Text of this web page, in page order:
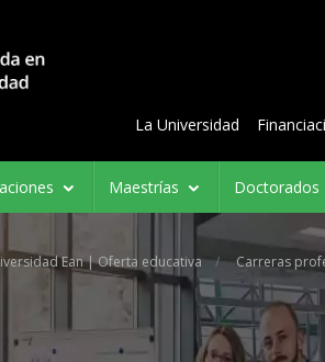
La Universidad
Maestrías Doctorados
Ean | Oferta educativa Carreras